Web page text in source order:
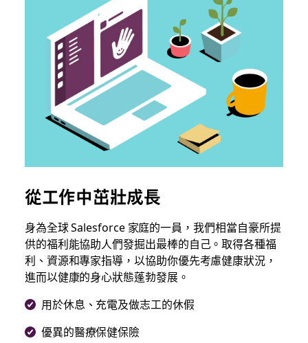
從工作中茁壯成長
身為全球 Salesforce 家庭的一員，我們相當自豪所提
供的福利能協助人們發掘出最棒的自己。取得各種福
利、資源和專家指導，以協助你優先考慮健康狀況，
進而以健康的身心狀態蓬勃發展。
用於休息、充電及做志工的休假
優異的醫療保健保險